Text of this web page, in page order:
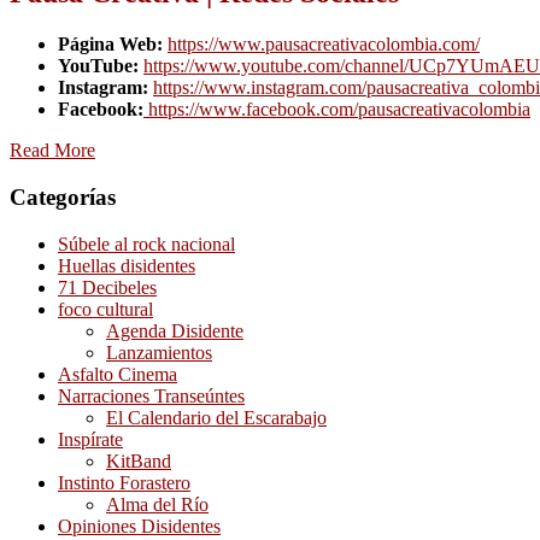
Página Web: https://www.pausacreativacolombia.com/
YouTube: https://www.youtube.com/channel/
Instagram: https://www.instagram.com/
Facebook: https://www.facebook.com/pausacreativacolombia
Read More
Categorías
Súbele al rock nacional
Huellas disidentes
71 Decibeles
foco cultural
Agenda Disidente
Lanzamientos
Asfalto Cinema
Narraciones Transeúntes
El Calendario del Escarabajo
Inspírate
KitBand
Instinto Forastero
Alma del Río
Opiniones Disidentes